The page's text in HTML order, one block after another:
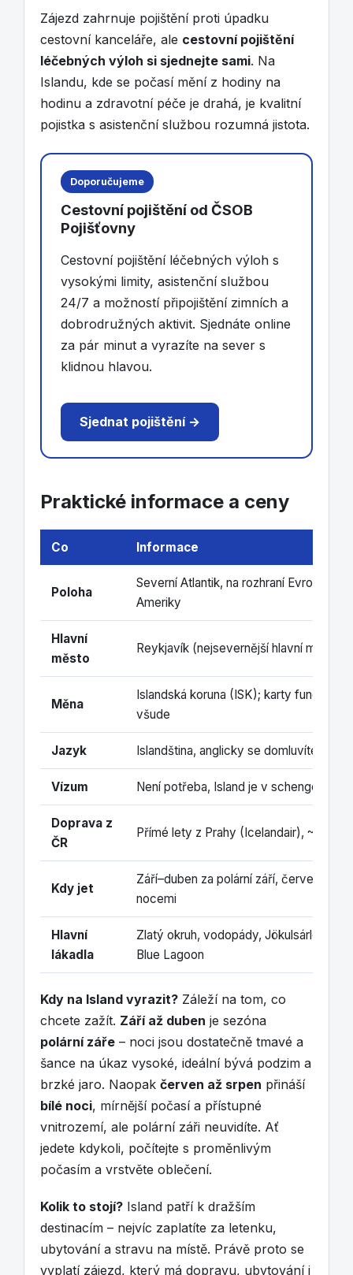
Zájezd zahrnuje pojištění proti úpadku
cestovní kanceláře, ale cestovní pojištění
léčebných výloh si sjednejte sami. Na
Islandu, kde se počasí mění z hodiny na
hodinu a zdravotní péče je drahá, je kvalitní
pojistka s asistenční službou rozumná jistota.
Doporučujeme
Cestovní pojištění od ČSOB
Pojišťovny
Cestovní pojištění léčebných výloh s
vysokými limity, asistenční službou
24/7 a možností připojištění zimních a
dobrodružných aktivit. Sjednáte online
za pár minut a vyrazíte na sever s
klidnou hlavou.
Sjednat pojištění →
Praktické informace a ceny
Co Informace
Poloha
Severní Atlantik, na rozhraní Evropy a
Ameriky
Hlavní
město
Reykjavík (nejsevernější hlavní město
Měna
Islandská koruna (ISK); karty fungují
všude
Jazyk Islandština, anglicky se domluvíte
Vízum Není potřeba, Island je v
Doprava z
ČR
Přímé lety z Prahy (Icelandair), ~4
Kdy jet
Září–duben za polární září,
nocemi
Hlavní
lákadla
Zlatý okruh, vodopády, Jökulsárlón,
Blue Lagoon
Kdy na Island vyrazit? Záleží na tom, co
chcete zažít. Září až duben je sezóna
polární záře – noci jsou dostatečně tmavé a
šance na úkaz vysoké, ideální bývá podzim a
brzké jaro. Naopak červen až srpen přináší
bílé noci, mírnější počasí a přístupné
vnitrozemí, ale polární záři neuvidíte. Ať
jedete kdykoli, počítejte s proměnlivým
počasím a vrstvěte oblečení.
Kolik to stojí? Island patří k dražším
destinacím – nejvíc zaplatíte za letenku,
ubytování a stravu na místě. Právě proto se
vyplatí zájezd, který má dopravu, ubytování i